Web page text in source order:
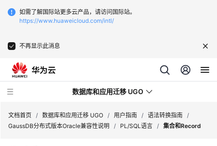
如需了解国际站更多云产品，请访问国际站。
https://www.huaweicloud.com/intl/
不再显示此消息
数据库和应用迁移 UGO
文档首页 / 数据库和应用迁移 UGO / 用户指南 / 语法转换指南 /
GaussDB分布式版本Oracle兼容性说明
/ PL/SQL语言 / 集合和Record